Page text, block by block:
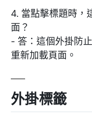
4. 當點擊標題時，
面？
- 答：這個外掛防
重新加載頁面。
外掛標籤